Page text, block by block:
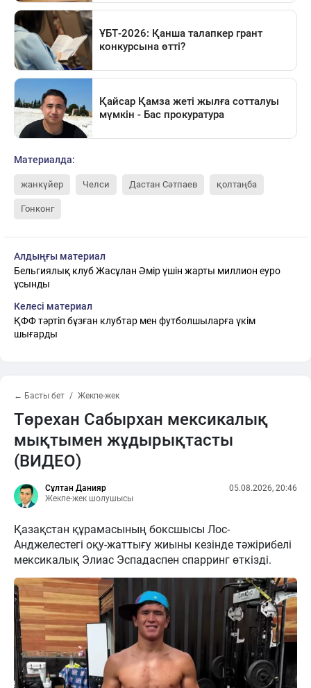
Материалда:
жанкүйер Челси Дастан Сәтпаев қолтаңба
Гонконг
Алдыңғы материал
Бельгиялық клуб Жасұлан Әмір үшін жарты миллион еуро
ұсынды
Келесі материал
ҚФФ тәртіп бұзған клубтар мен футболшыларға үкім
шығарды
← Басты бет Жекпе-жек
Төрехан Сабырхан мексикалық
мықтымен жұдырықтасты
(ВИДЕО)
Сұлтан Данияр
Жекпе-жек шолушысы
05.08.2026, 20:46
Қазақстан құрамасының боксшысы Лос-
Анджелестегі оқу-жаттығу жиыны кезінде тәжірибелі
мексикалық Элиас Эспадаспен спарринг өткізді.